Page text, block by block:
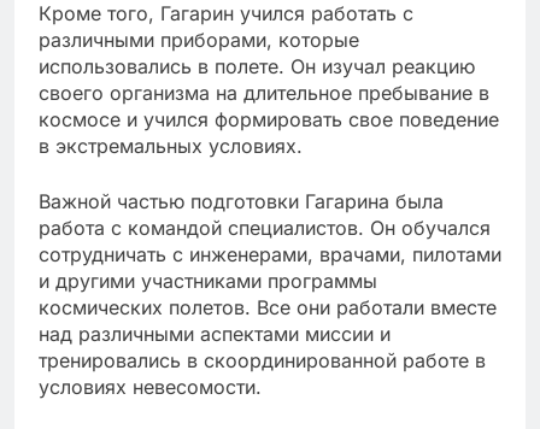
Кроме того, Гагарин учился работать с
различными приборами, которые
использовались в полете. Он изучал реакцию
своего организма на длительное пребывание в
космосе и учился формировать свое поведение
в экстремальных условиях.
Важной частью подготовки Гагарина была
работа с командой специалистов. Он обучался
сотрудничать с инженерами, врачами, пилотами
и другими участниками программы
космических полетов. Все они работали вместе
над различными аспектами миссии и
тренировались в скоординированной работе в
условиях невесомости.